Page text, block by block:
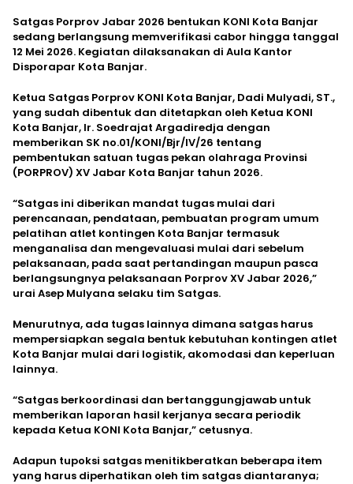
Satgas Porprov Jabar 2026 bentukan KONI Kota Banjar
sedang berlangsung memverifikasi cabor hingga tanggal
12 Mei 2026. Kegiatan dilaksanakan di Aula Kantor
Disporapar Kota Banjar.
Ketua Satgas Porprov KONI Kota Banjar, Dadi Mulyadi, ST.,
yang sudah dibentuk dan ditetapkan oleh Ketua KONI
Kota Banjar, Ir. Soedrajat Argadiredja dengan
memberikan SK no.01/KONI/Bjr/IV/26 tentang
pembentukan satuan tugas pekan olahraga Provinsi
(PORPROV) XV Jabar Kota Banjar tahun 2026.
“Satgas ini diberikan mandat tugas mulai dari
perencanaan, pendataan, pembuatan program umum
pelatihan atlet kontingen Kota Banjar termasuk
menganalisa dan mengevaluasi mulai dari sebelum
pelaksanaan, pada saat pertandingan maupun pasca
berlangsungnya pelaksanaan Porprov XV Jabar 2026,”
urai Asep Mulyana selaku tim Satgas.
Menurutnya, ada tugas lainnya dimana satgas harus
mempersiapkan segala bentuk kebutuhan kontingen atlet
Kota Banjar mulai dari logistik, akomodasi dan keperluan
lainnya.
“Satgas berkoordinasi dan bertanggungjawab untuk
memberikan laporan hasil kerjanya secara periodik
kepada Ketua KONI Kota Banjar,” cetusnya.
Adapun tupoksi satgas menitikberatkan beberapa item
yang harus diperhatikan oleh tim satgas diantaranya;